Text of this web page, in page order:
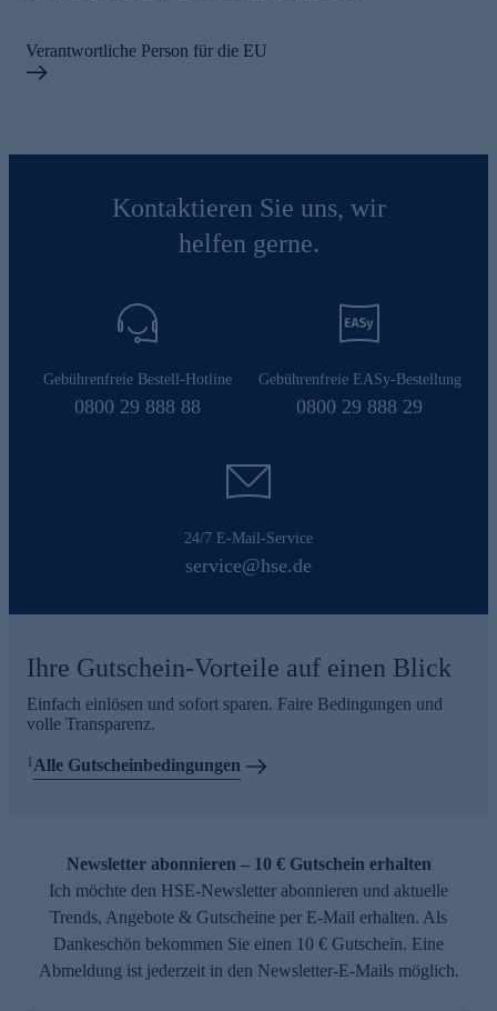
Verantwortliche Person für die EU
Kontaktieren Sie uns, wir
helfen gerne.
Gebührenfreie Bestell-Hotline
0800 29 888 88
Gebührenfreie EASy-Bestellung
0800 29 888 29
24/7 E-Mail-Service
service@hse.de
Ihre Gutschein-Vorteile auf einen Blick
Einfach einlösen und sofort sparen. Faire Bedingungen und
volle Transparenz.
1 Alle Gutscheinbedingungen
Newsletter abonnieren – 10 € Gutschein erhalten
Ich möchte den HSE-Newsletter abonnieren und aktuelle
Trends, Angebote & Gutscheine per E-Mail erhalten. Als
Dankeschön bekommen Sie einen 10 € Gutschein. Eine
Abmeldung ist jederzeit in den Newsletter-E-Mails möglich.